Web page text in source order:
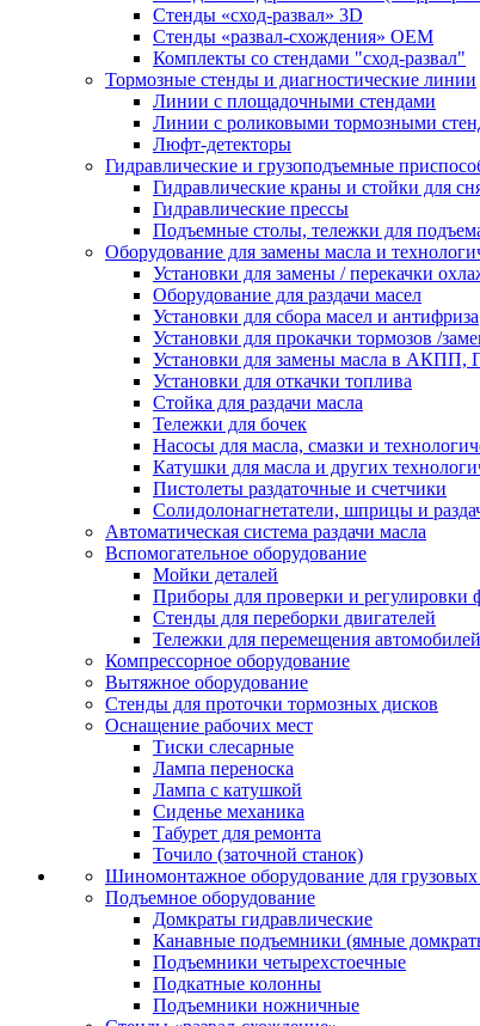
Стенды «сход-развал» 3D
Стенды «развал-схождения» ОЕМ
Комплекты со стендами "сход-развал"
Тормозные стенды и диагностические линии
Линии с площадочными стендами
Линии с роликовыми тормозными
Люфт-детекторы
Гидравлические и грузоподъемные
Гидравлические краны и стойки для
Гидравлические прессы
Подъемные столы, тележки для
Оборудование для замены масла и
Установки для замены / перекачки
Оборудование для раздачи масел
Установки для сбора масел и антифриза
Установки для прокачки тормозов /
Установки для замены масла в АКПП,
Установки для откачки топлива
Стойка для раздачи масла
Тележки для бочек
Насосы для масла, смазки и
Катушки для масла и других
Пистолеты раздаточные и счетчики
Солидолонагнетатели, шприцы и
Автоматическая система раздачи масла
Вспомогательное оборудование
Мойки деталей
Приборы для проверки и регулировки
Стенды для переборки двигателей
Тележки для перемещения автомобилей
Компрессорное оборудование
Вытяжное оборудование
Стенды для проточки тормозных дисков
Оснащение рабочих мест
Тиски слесарные
Лампа переноска
Лампа с катушкой
Сиденье механика
Табурет для ремонта
Точило (заточной станок)
Шиномонтажное оборудование для грузовых
Подъемное оборудование
Домкраты гидравлические
Канавные подъемники (ямные
Подъемники четырехстоечные
Подкатные колонны
Подъемники ножничные